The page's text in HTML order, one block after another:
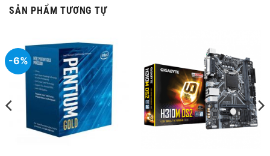
SẢN PHẨM TƯƠNG TỰ
-6%